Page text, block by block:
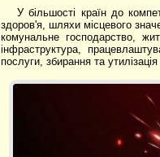
У більшості країн до
здоров'я, шляхи місцевого
комунальне господарство,
інфраструктура,
послуги, збирання та